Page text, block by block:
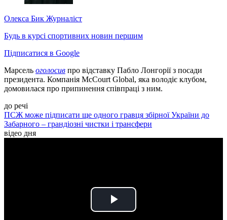
Олекса Бик Журналіст
Будь в курсі спортивних новин першим
Підписатися в Google
Марсель оголосив про відставку Пабло Лонгорії з посади
президента. Компанія McCourt Global, яка володіє клубом,
домовилася про припинення співпраці з ним.
до речі
ПСЖ може підписати ще одного гравця збірної України до
Забарного – грандіозні чистки і трансфери
відео дня
Play